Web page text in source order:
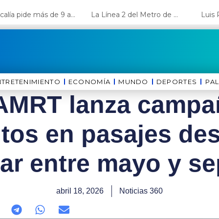
Fiscalía pide más de 9 años de cárcel para el diputado de oposición Harvey Colchado La Línea 2 del Metro de Lima y el Ramal 4 alcanzan un avance del 80%
ECONOMÍA MUNDO DEPORTES
lanza
en pasajes
entre mayo y
abril 18, 2026 Noticias 360